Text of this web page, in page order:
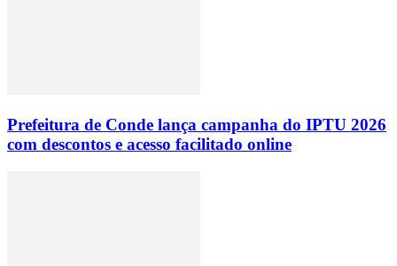
Prefeitura de Conde lança campanha do IPTU 2026
com descontos e acesso facilitado online